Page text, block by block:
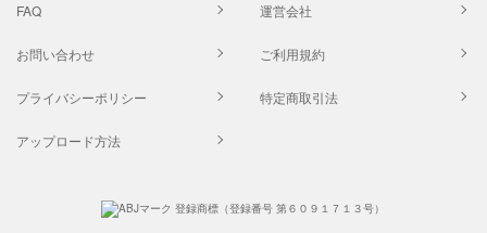
FAQ 運営会社
お問い合わせ ご利用規約
プライバシーポリシー 特定商取引法
アップロード方法